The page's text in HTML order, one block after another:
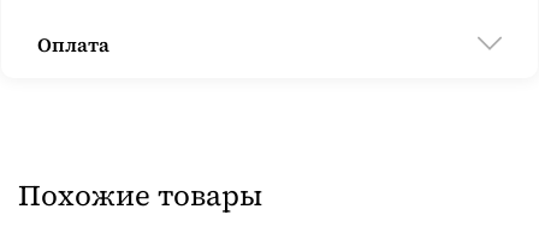
Оплата
Похожие товары